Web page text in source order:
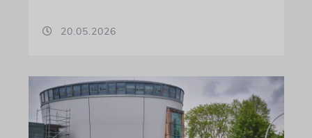
20.05.2026